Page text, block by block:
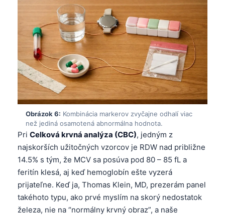
Obrázok 6: Kombinácia markerov zvyčajne odhalí viac
než jediná osamotená abnormálna hodnota.
Pri Celková krvná analýza (CBC), jedným z
najskorších užitočných vzorcov je RDW nad približne
14.5% s tým, že MCV sa posúva pod 80 – 85 fL a
feritín klesá, aj keď hemoglobín ešte vyzerá
prijateľne. Keď ja, Thomas Klein, MD, prezerám panel
takéhoto typu, ako prvé myslím na skorý nedostatok
železa, nie na “normálny krvný obraz”, a naše
日本語
Čeština
ქართული
Русский
Lietuvių kalba
Polski
한국어
Slovenščina
Magyar
Shqip
اردو